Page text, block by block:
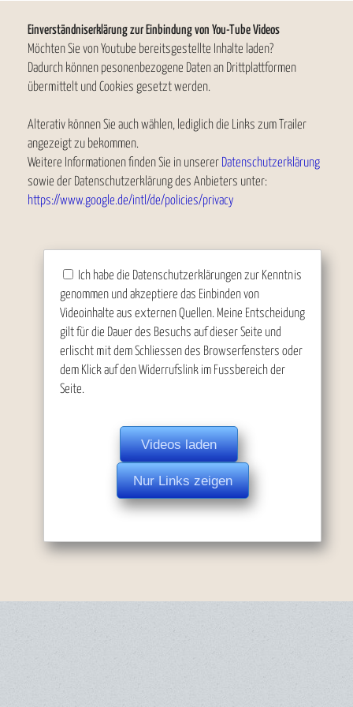
Einverständniserklärung zur Einbindung von You-Tube Videos
Möchten Sie von Youtube bereitsgestellte Inhalte laden?
Dadurch können pesonenbezogene Daten an Drittplattformen
übermittelt und Cookies gesetzt werden.
Alterativ können Sie auch wählen, lediglich die Links zum Trailer
angezeigt zu bekommen.
Weitere Informationen finden Sie in unserer Datenschutzerklärung
sowie der Datenschutzerklärung des Anbieters unter:
https://www.google.de/intl/de/policies/privacy
Ich habe die Datenschutzerklärungen zur Kenntnis
genommen und akzeptiere das Einbinden von
Videoinhalte aus externen Quellen. Meine Entscheidung
gilt für die Dauer des Besuchs auf dieser Seite und
erlischt mit dem Schliessen des Browserfensters oder
dem Klick auf den Widerrufslink im Fussbereich der
Seite.